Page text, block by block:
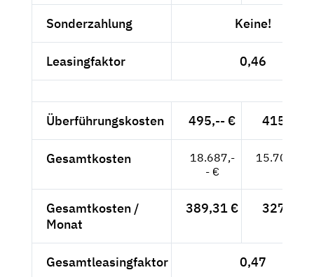
Sonderzahlung Keine!
Leasingfaktor 0,46
Überführungskosten 495,-- € 415,97 €
Gesamtkosten
18.687,-
- €
15.703,36
Gesamtkosten /
Monat
389,31 € 327,15 €
Gesamtleasingfaktor 0,47